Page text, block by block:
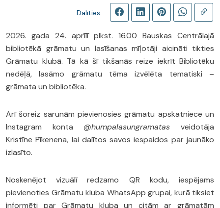
Dalīties:
2026. gada 24. aprīlī plkst. 16.00 Bauskas Centrālajā
bibliotēkā grāmatu un lasīšanas mīļotāji aicināti tikties
Grāmatu klubā. Tā kā šī tikšanās reize iekrīt Bibliotēku
nedēļā, lasāmo grāmatu tēma izvēlēta tematiski –
grāmata un bibliotēka.
Arī šoreiz sarunām pievienosies grāmatu apskatniece un
Instagram konta @humpalasungramatas veidotāja
Kristīne Pīkenena, lai dalītos savos iespaidos par jaunāko
izlasīto.
Noskenējot vizuālī redzamo QR kodu, iespējams
pievienoties Grāmatu kluba WhatsApp grupai, kurā tiksiet
informēti par Grāmatu kluba un citām ar grāmatām